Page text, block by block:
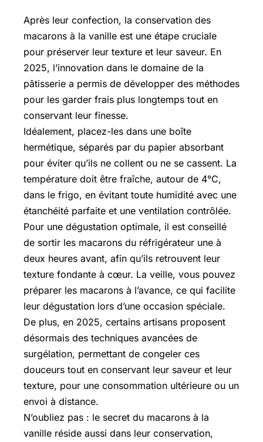
Après leur confection, la conservation des
macarons à la vanille est une étape cruciale
pour préserver leur texture et leur saveur. En
2025, l’innovation dans le domaine de la
pâtisserie a permis de développer des méthodes
pour les garder frais plus longtemps tout en
conservant leur finesse.
Idéalement, placez-les dans une boîte
hermétique, séparés par du papier absorbant
pour éviter qu’ils ne collent ou ne se cassent. La
température doit être fraîche, autour de 4°C,
dans le frigo, en évitant toute humidité avec une
étanchéité parfaite et une ventilation contrôlée.
Pour une dégustation optimale, il est conseillé
de sortir les macarons du réfrigérateur une à
deux heures avant, afin qu’ils retrouvent leur
texture fondante à cœur. La veille, vous pouvez
préparer les macarons à l’avance, ce qui facilite
leur dégustation lors d’une occasion spéciale.
De plus, en 2025, certains artisans proposent
désormais des techniques avancées de
surgélation, permettant de congeler ces
douceurs tout en conservant leur saveur et leur
texture, pour une consommation ultérieure ou un
envoi à distance.
N’oubliez pas : le secret du macarons à la
vanille réside aussi dans leur conservation,